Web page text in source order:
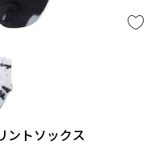
ントソックス